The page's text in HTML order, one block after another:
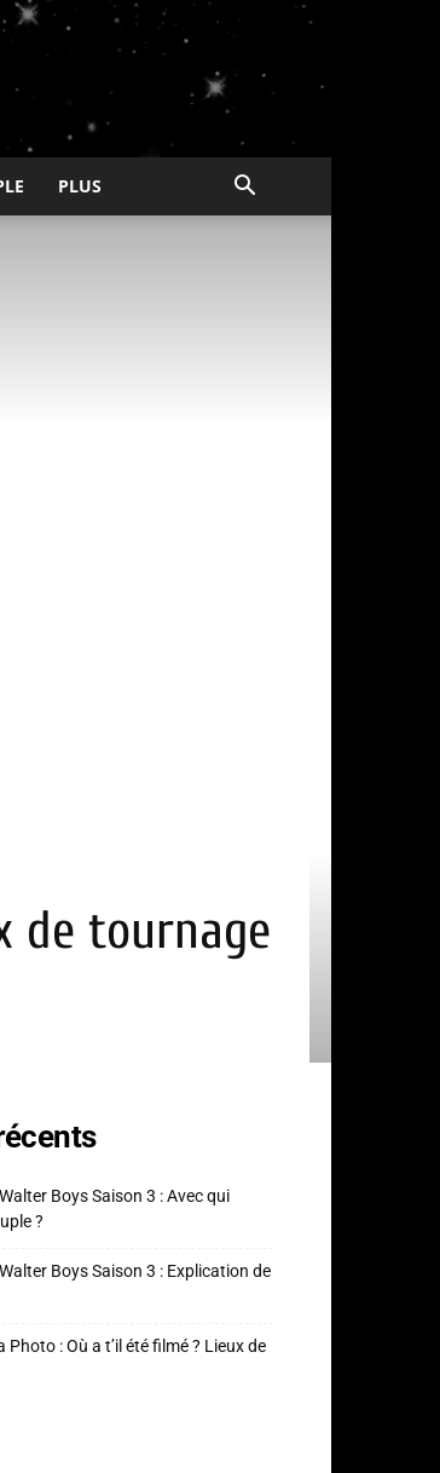
PLUS
de tournage
Boys Saison 3 : Avec qui
?
Boys Saison 3 : Explication de
: Où a t’il été filmé ? Lieux de